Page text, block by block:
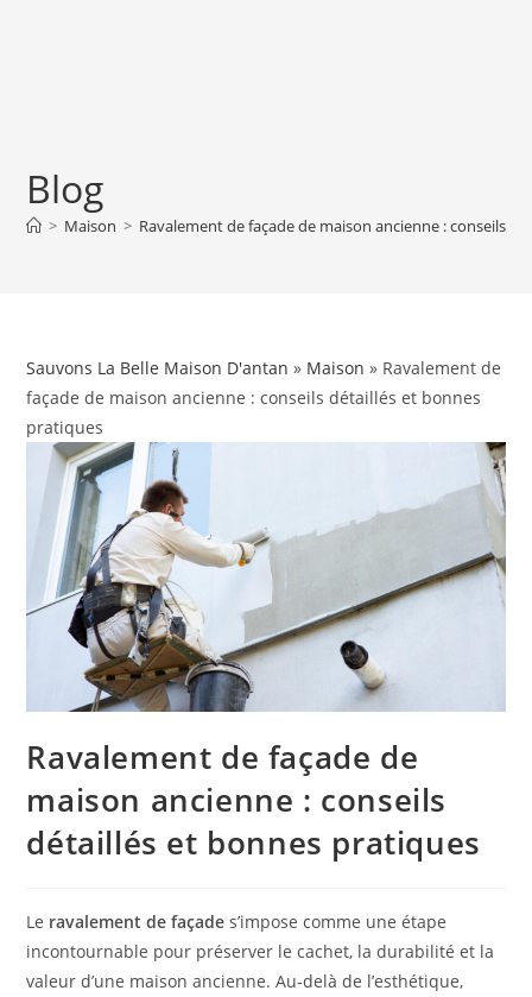
Blog
> Maison > Ravalement de façade de maison ancienne : conseils
Sauvons La Belle Maison D'antan » Maison » Ravalement de
façade de maison ancienne : conseils détaillés et bonnes
pratiques
Ravalement de façade de
maison ancienne : conseils
détaillés et bonnes pratiques
Le ravalement de façade s’impose comme une étape
incontournable pour préserver le cachet, la durabilité et la
valeur d’une maison ancienne. Au-delà de l’esthétique,